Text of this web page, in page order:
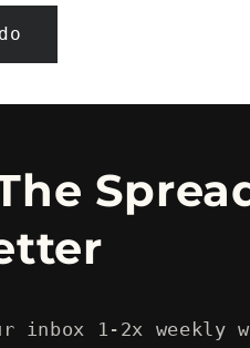
inbox 1-2x weekly